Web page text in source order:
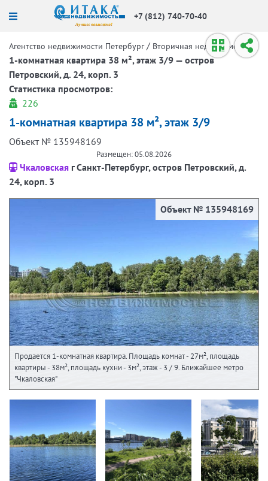
+7 (812) 740-70-40
Агентство недвижимости Петербург / Вторичная недвижимость /
1-комнатная квартира 38 м², этаж 3/9 — остров
Петровский, д. 24, корп. 3
Статистика просмотров:
226
1-комнатная квартира 38 м², этаж 3/9
Объект № 135948169
Размещен: 05.08.2026
Чкаловская г Санкт-Петербург, остров Петровский, д.
24, корп. 3
Объект № 135948169
Продается 1-комнатная квартира. Площадь комнат - 27м², площадь
квартиры - 38м², площадь кухни - 3м², этаж - 3 / 9. Ближайшее метро
"Чкаловская"